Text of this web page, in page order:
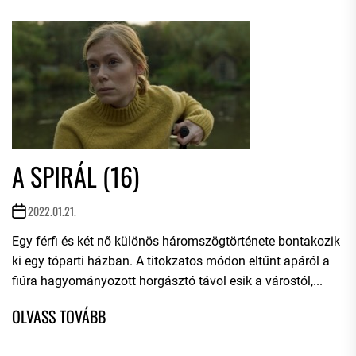
A SPIRÁL (16)
2022.01.21.
Egy férfi és két nő különös háromszögtörténete bontakozik
ki egy tóparti házban. A titokzatos módon eltűnt apáról a
fiúra hagyományozott horgásztó távol esik a várostól,...